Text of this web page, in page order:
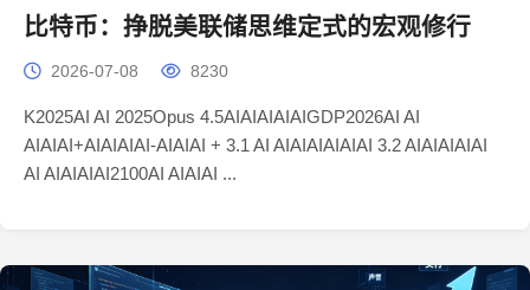
比特币：挣脱美联储思维定式的宏观修行
2026-07-08 8230
K2025AI AI 2025Opus 4.5AIAIAIAIAIGDP2026AI AI
AIAIAI+AIAIAIAI-AIAIAI + 3.1 AI AIAIAIAIAIAI 3.2 AIAIAIAIAI
AI AIAIAIAI2100AI AIAIAI ...